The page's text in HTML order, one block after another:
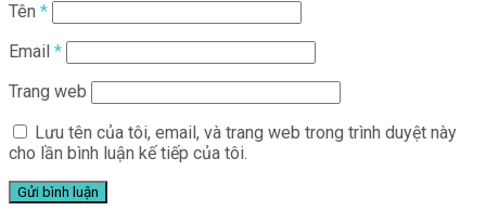
Tên *
Email *
Trang web
Lưu tên của tôi, email, và trang web trong trình duyệt này
cho lần bình luận kế tiếp của tôi.